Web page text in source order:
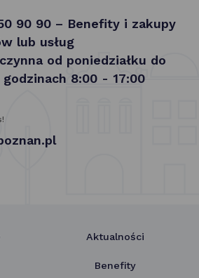
90 90 – Benefity i zakupy
lub usług
od poniedziałku do
8:00 - 17:00
Aktualności
Benefity